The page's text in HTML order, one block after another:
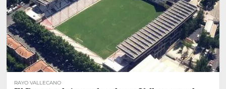
RAYO VALLECANO